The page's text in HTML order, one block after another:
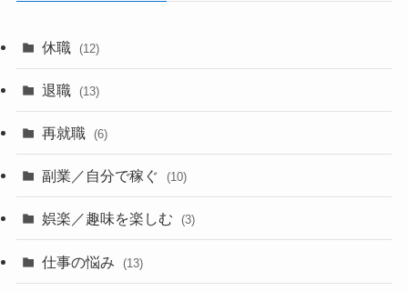
休職 (12)
退職 (13)
再就職 (6)
副業／自分で稼ぐ (10)
娯楽／趣味を楽しむ (3)
仕事の悩み (13)